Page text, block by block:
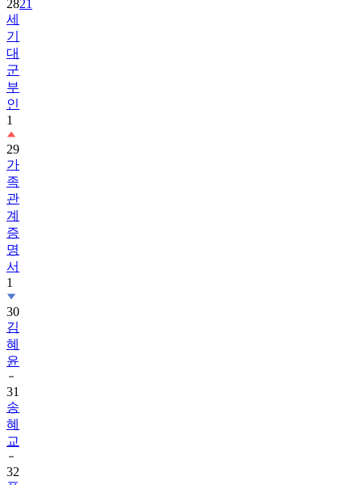
2821
세
기
대
군
부
인
1
29
가
족
관
계
증
명
서
1
30
김
혜
윤
31
송
혜
교
32